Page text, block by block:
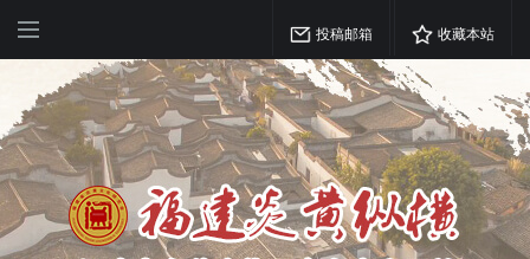
投稿邮箱 收藏本站